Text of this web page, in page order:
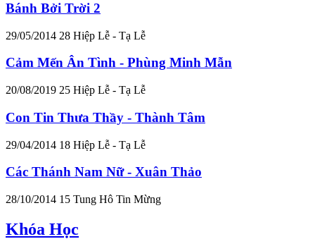
Bánh Bởi Trời 2
29/05/2014 28 Hiệp Lễ - Tạ Lễ
Cảm Mến Ân Tình - Phùng Minh Mẫn
20/08/2019 25 Hiệp Lễ - Tạ Lễ
Con Tin Thưa Thầy - Thành Tâm
29/04/2014 18 Hiệp Lễ - Tạ Lễ
Các Thánh Nam Nữ - Xuân Thảo
28/10/2014 15 Tung Hô Tin Mừng
Khóa Học